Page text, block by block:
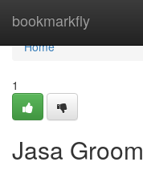
bookmarkfly
Home
Home
1
Jasa